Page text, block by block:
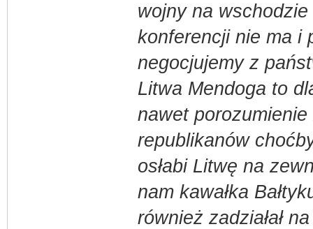
wojny na
konferencji nie ma i
negocjujemy z
Litwa Mendoga to
nawet
republikanów
osłabi Litwę na
nam kawałka
również zadziałał